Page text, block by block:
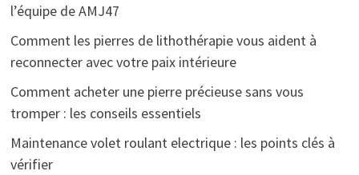
l’équipe de AMJ47
Comment les pierres de lithothérapie vous aident à
reconnecter avec votre paix intérieure
Comment acheter une pierre précieuse sans vous
tromper : les conseils essentiels
Maintenance volet roulant electrique : les points clés à
vérifier